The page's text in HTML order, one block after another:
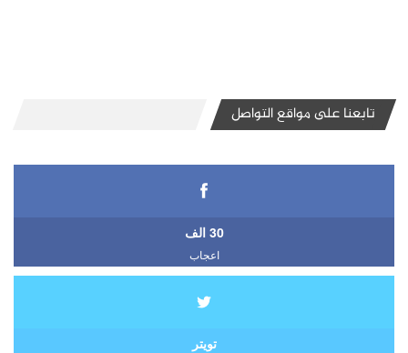
تابعنا على مواقع التواصل
30 الف
اعجاب
تويتر